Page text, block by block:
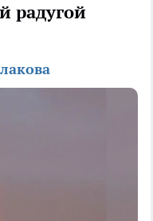
радугой